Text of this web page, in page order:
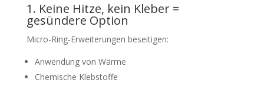
1. Keine Hitze, kein Kleber =
gesündere Option
Micro-Ring-Erweiterungen beseitigen:
Anwendung von Wärme
Chemische Klebstoffe